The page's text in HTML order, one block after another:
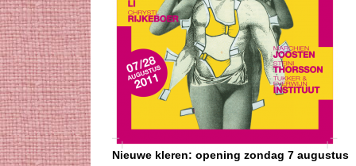
Nieuwe kleren: opening zondag 7 augustus